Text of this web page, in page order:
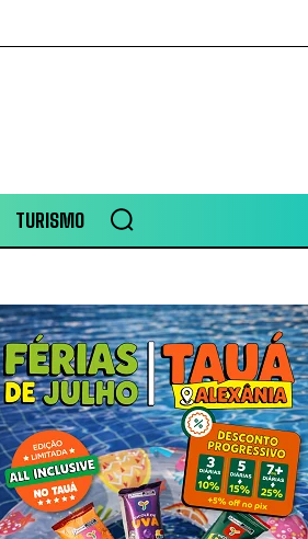
TURISMO